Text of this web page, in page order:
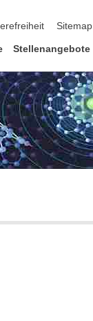
Sitemap
Stellenangebote